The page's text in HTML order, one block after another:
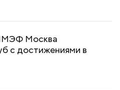
Москва
с достижениями в